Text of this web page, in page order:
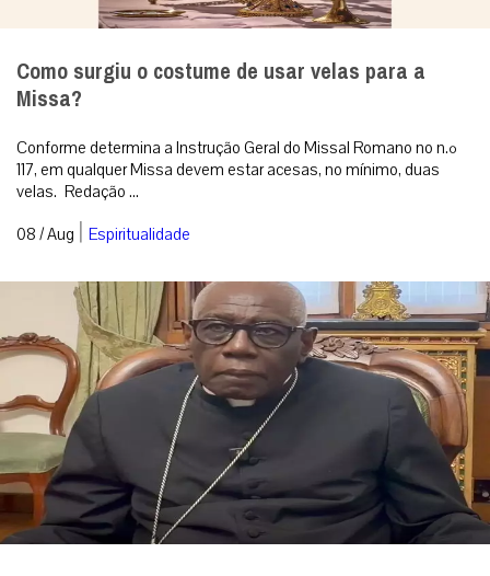
Como surgiu o costume de usar velas para a
Missa?
Conforme determina a Instrução Geral do Missal Romano no n.º
117, em qualquer Missa devem estar acesas, no mínimo, duas
velas. Redação ...
08 / Aug | Espiritualidade